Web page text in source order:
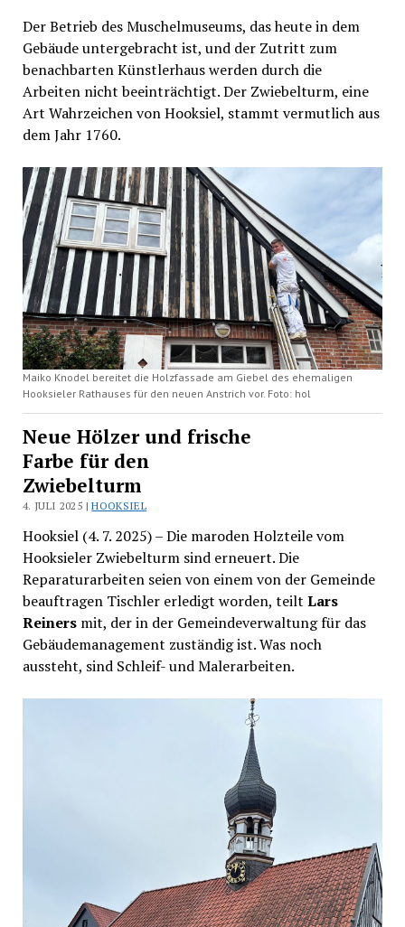
Der Betrieb des Muschelmuseums, das heute in dem
Gebäude untergebracht ist, und der Zutritt zum
benachbarten Künstlerhaus werden durch die
Arbeiten nicht beeinträchtigt. Der Zwiebelturm, eine
Art Wahrzeichen von Hooksiel, stammt vermutlich aus
dem Jahr 1760.
Maiko Knodel bereitet die Holzfassade am Giebel des ehemaligen
Hooksieler Rathauses für den neuen Anstrich vor. Foto: hol
Neue Hölzer und frische
Farbe für den
Zwiebelturm
4. JULI 2025 |HOOKSIEL
Hooksiel (4. 7. 2025) – Die maroden Holzteile vom
Hooksieler Zwiebelturm sind erneuert. Die
Reparaturarbeiten seien von einem von der Gemeinde
beauftragen Tischler erledigt worden, teilt Lars
Reiners mit, der in der Gemeindeverwaltung für das
Gebäudemanagement zuständig ist. Was noch
aussteht, sind Schleif- und Malerarbeiten.